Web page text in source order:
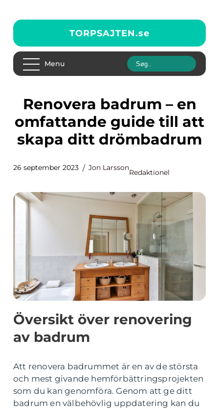
TORPSAJTEN.se
Menu
Renovera badrum – en
omfattande guide till att
skapa ditt drömbadrum
26 september 2023 Jon Larsson
Redaktionel
Översikt över renovering
av badrum
Att renovera badrummet är en av de största
och mest givande hemförbättringsprojekten
som du kan genomföra. Genom att ge ditt
badrum en välbehövlig uppdatering kan du